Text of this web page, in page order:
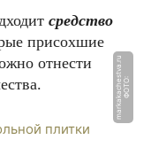
средство
присохшие
отнести
Ф
О
Т
О:
m
a
r
k
a
k
a
c
h
e
s
t
v
a.
r
u